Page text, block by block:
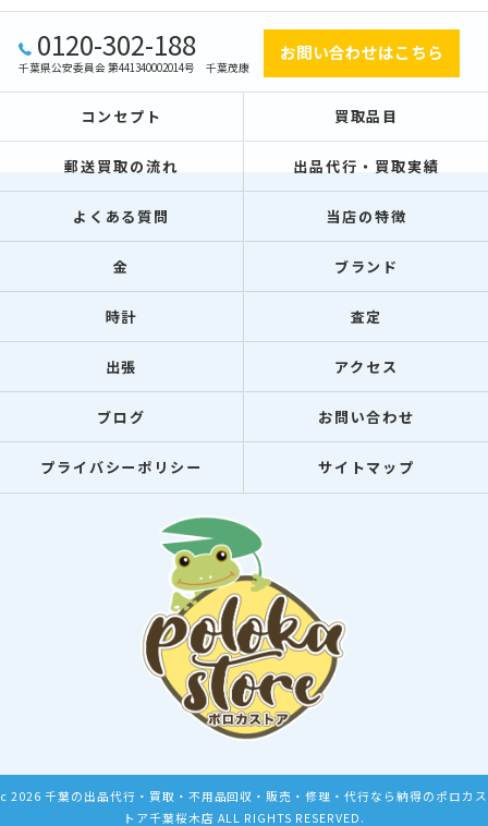
0120-302-188
千葉県公安委員会 第441340002014号 千葉茂康
お問い合わせはこちら
コンセプト 買取品目
郵送買取の流れ 出品代行・買取実績
よくある質問 当店の特徴
金 ブランド
時計 査定
出張 アクセス
ブログ お問い合わせ
プライバシーポリシー サイトマップ
c 2026 千葉の出品代行・買取・不用品回収・販売・修理・代行なら納得のポロカス
トア千葉桜木店 ALL RIGHTS RESERVED.